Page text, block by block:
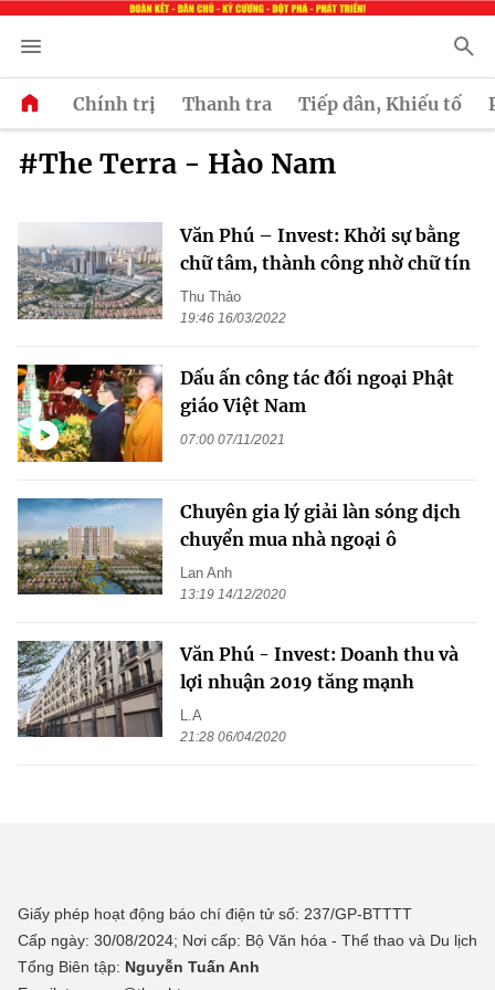
Chính trị Thanh tra Tiếp dân, Khiếu tố
#The Terra - Hào Nam
Văn Phú – Invest: Khởi sự bằng
chữ tâm, thành công nhờ chữ tín
Thu Thảo
19:46 16/03/2022
Dấu ấn công tác đối ngoại Phật
giáo Việt Nam
07:00 07/11/2021
Chuyên gia lý giải làn sóng dịch
chuyển mua nhà ngoại ô
Lan Anh
13:19 14/12/2020
Văn Phú - Invest: Doanh thu và
lợi nhuận 2019 tăng mạnh
L.A
21:28 06/04/2020
Giấy phép hoạt động báo chí điện tử số: 237/GP-BTTTT
Cấp ngày: 30/08/2024; Nơi cấp: Bộ Văn hóa - Thể thao và Du lịch
Tổng Biên tập: Nguyễn Tuấn Anh